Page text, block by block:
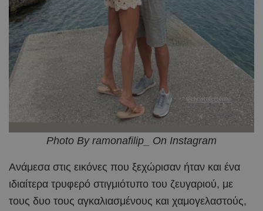
Photo By ramonafilip_ On Instagram
Ανάμεσα στις εικόνες που ξεχώρισαν ήταν και ένα
ιδιαίτερα τρυφερό στιγμιότυπο του ζευγαριού, με
τους δυο τους αγκαλιασμένους και χαμογελαστούς,